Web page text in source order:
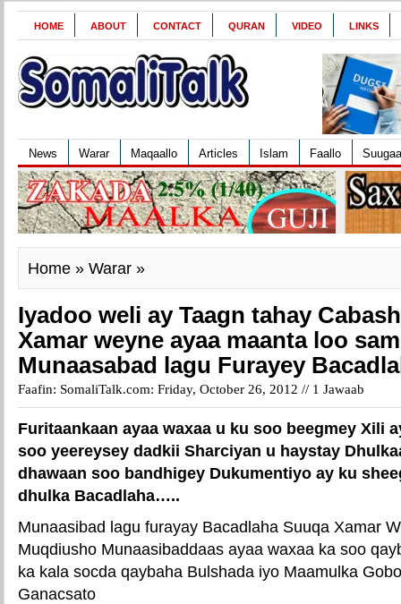
HOME ABOUT CONTACT QURAN VIDEO LINKS
News Warar Maqaallo Articles Islam Faallo
Home » Warar »
Iyadoo weli ay Taagn tahay
Xamar weyne ayaa maanta loo
Munaasabad lagu Furayey
Faafin: SomaliTalk.com: Friday, October 26, 2012 // 1 Jawaab
Furitaankaan ayaa waxaa u ku soo beegmey Xili
soo yeereysey dadkii Sharciyan u haystay
dhawaan soo bandhigey Dukumentiyo ay ku
dhulka Bacadlaha…..
Munaasibad lagu furayay Bacadlaha Suuqa Xamar
Muqdiusho Munaasibaddaas ayaa waxaa ka soo
ka kala socda qaybaha Bulshada iyo Maamulka
Ganacsato